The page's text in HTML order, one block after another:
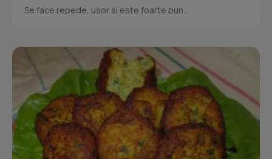
Se face repede, usor si este foarte bun...